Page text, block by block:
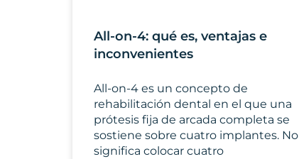
All-on-4: qué es, ventajas e
inconvenientes
All-on-4 es un concepto de
rehabilitación dental en el que una
prótesis fija de arcada completa se
sostiene sobre cuatro implantes. No
significa colocar cuatro